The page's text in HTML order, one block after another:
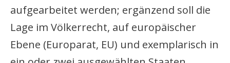
aufgearbeitet werden; ergänzend soll die
Lage im Völkerrecht, auf europäischer
Ebene (Europarat, EU) und exemplarisch in